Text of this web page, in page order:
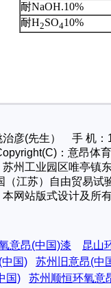
耐NaOH.10%
耐H2SO410%
治彦(先生） 手 机
：意昂
州工业园区唯亭镇
（江苏）自由贸易试
网站版式设计及所
意昂(中国)漆
昆山
中国)
苏州旧意昂(中
国)
苏州顺恒环氧意